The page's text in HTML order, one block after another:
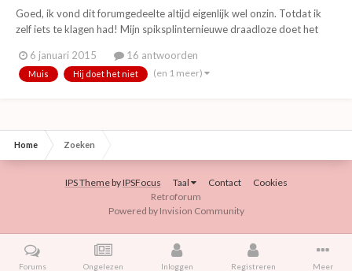
Goed, ik vond dit forumgedeelte altijd eigenlijk wel onzin. Totdat ik
zelf iets te klagen had! Mijn spiksplinternieuwe draadloze doet het
kopen. (en ja, hij staat aan) Net nu ik hem hard nodig! Ik was net iets
belangrijks a...
6 januari 2015 16 antwoorden
Muis Hij doet het niet (en 1 meer)
Home Zoeken
IPS ThemebyIPSFocus Taal Contact
Cookies
Retroforum
Powered by Invision Community
Forums Ongelezen Inloggen Registreren Meer